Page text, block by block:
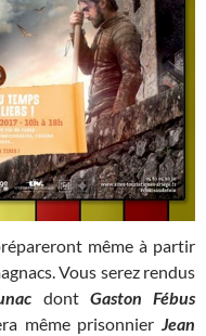
même à partir
Vous serez rendus
dont Gaston Fébus
même prisonnier Jean